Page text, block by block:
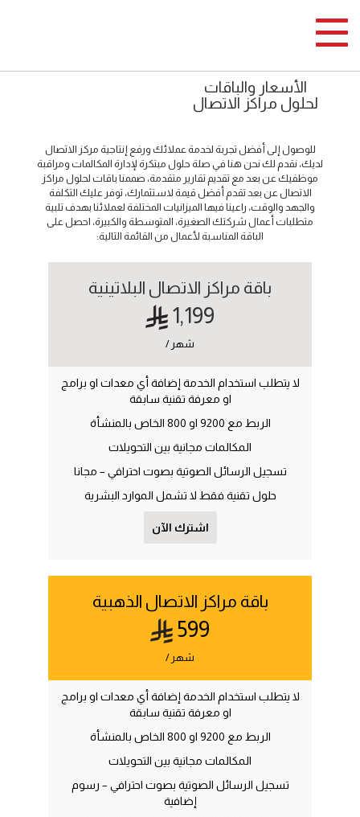
Toggle navigation
الأسعار والباقات
لحلول مراكز الاتصال
للوصول إلى أفضل تجربة لخدمة عملائك ورفع إنتاجية مركز الاتصال
لديك، نقدم لك نحن هنا في صلة حلول مبتكرة لإدارة المكالمات ومراقبة
موظفيك عن بعد مع تقديم تقارير متقدمة، صممنا باقات لحلول مراكز
الاتصال عن بعد تقدم أفضل قيمة لاستثمارك، توفر عليك التكلفة
والجهد والوقت، راعينا فيها الميزانيات المختلفة لعملائنا بهدف تلبية
متطلبات أعمال شركتك الصغيرة، المتوسطة والكبيرة، احصل على
الباقة المناسبة لأعمال من القائمة التالية:
باقة مراكز الاتصال البلاتينية
1,199
شهر /
لا يتطلب استخدام الخدمة إضافة أي معدات او برامج
او معرفة تقنية سابقة
الربط مع 9200 او 800 الخاص بالمنشأة
المكالمات مجانية بين التحويلات
تسجيل الرسائل الصوتية بصوت احترافي – مجانا
حلول تقنية فقط لا تشمل الموارد البشرية
اشترك الآن
باقة مراكز الاتصال الذهبية
599
شهر /
لا يتطلب استخدام الخدمة إضافة أي معدات او برامج
او معرفة تقنية سابقة
الربط مع 9200 او 800 الخاص بالمنشأة
المكالمات مجانية بين التحويلات
تسجيل الرسائل الصوتية بصوت احترافي – رسوم
إضافية